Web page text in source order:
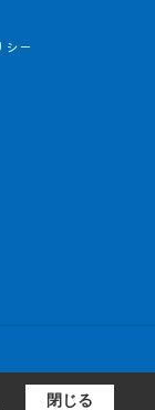
シー
閉じる